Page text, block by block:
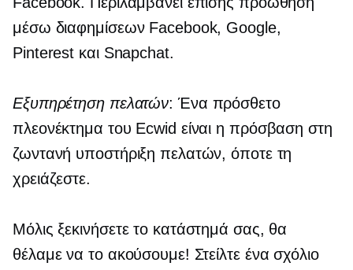
μέσω διαφημίσεων Facebook, Google,
Pinterest και Snapchat.
Εξυπηρέτηση πελατών: Ένα πρόσθετο
πλεονέκτημα του Ecwid είναι η πρόσβαση στη
ζωντανή υποστήριξη πελατών, όποτε τη
χρειάζεστε.
Μόλις ξεκινήσετε το κατάστημά σας, θα
θέλαμε να το ακούσουμε! Στείλτε ένα σχόλιο